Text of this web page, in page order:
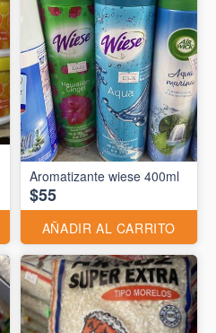
Aromatizante wiese 400ml
$55
AÑADIR AL CARRITO